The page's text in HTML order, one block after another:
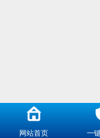
网站首页 一